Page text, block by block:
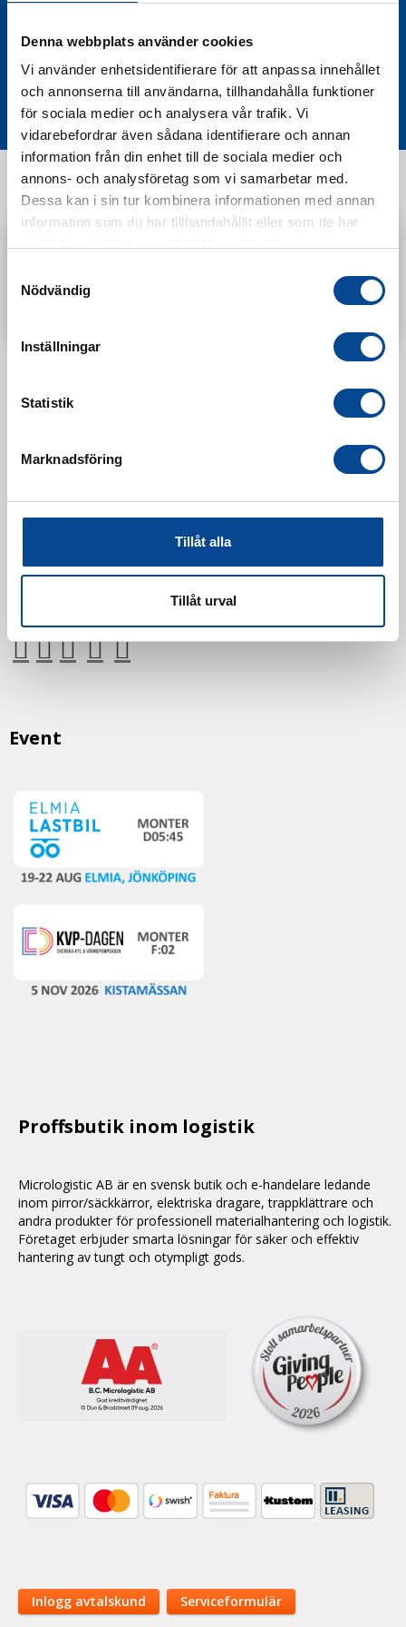
Denna webbplats använder cookies
Vi använder enhetsidentifierare för att anpassa innehållet
och annonserna till användarna, tillhandahålla funktioner
för sociala medier och analysera vår trafik. Vi
vidarebefordrar även sådana identifierare och annan
information från din enhet till de sociala medier och
annons- och analysföretag som vi samarbetar med.
Dessa kan i sin tur kombinera informationen med annan
information som du har tillhandahållit eller som de har
Nödvändig
Inställningar
Statistik
Marknadsföring
Tillåt alla
Tillåt urval
Prenumerera
Kontakt
08 - 544 401 50
support@micrologistic.com
Tumstocksvägen 11 A (
Fre:7.30–14.00
(lunch 12.00–12.30)
AVVIKANDE ÖPPETTIDER
Event
Proffsbutik inom logistik
Micrologistic AB är en svensk butik och e-handelare ledande
inom pirror/säckkärror, elektriska dragare, trappklättrare och
andra produkter för professionell materialhantering och logistik.
Företaget erbjuder smarta lösningar för säker och effektiv
hantering av tungt och otympligt gods.
Inlogg avtalskund Serviceformulär